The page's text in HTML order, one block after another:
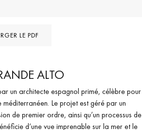
LE PDF
ALTO
un architecte espagnol primé, célèbre pour
Le projet est géré par un
de premier ordre, ainsi qu’un processus de
d’une vue imprenable sur la mer et le